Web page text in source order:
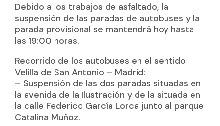
Debido a los trabajos de asfaltado, la
suspensión de las paradas de autobuses y la
parada provisional se mantendrá hoy hasta
las 19:00 horas.
Recorrido de los autobuses en el sentido
Velilla de San Antonio – Madrid:
– Suspensión de las dos paradas situadas en
la avenida de la Ilustración y de la situada en
la calle Federico García Lorca junto al parque
Catalina Muñoz.